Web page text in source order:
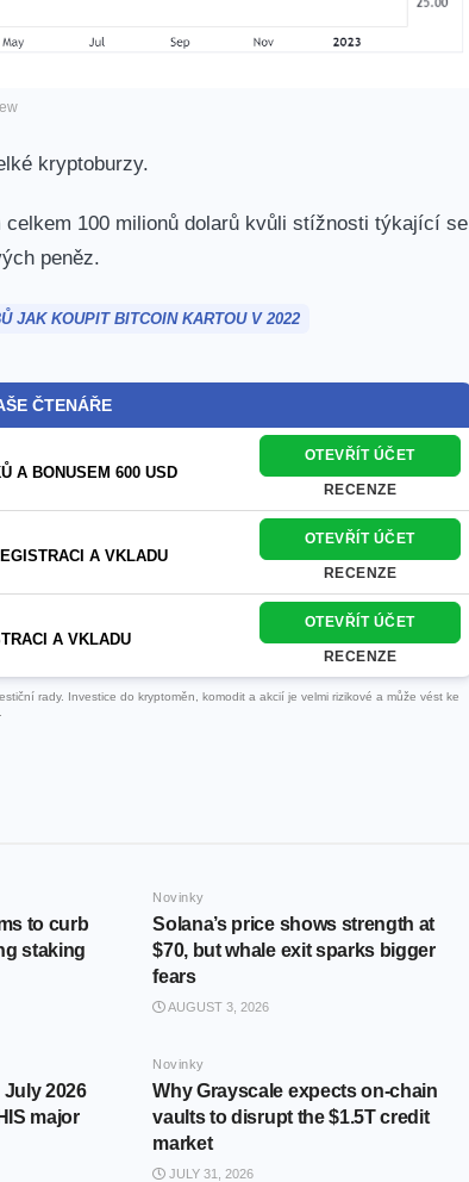
kryptoburzy.
celkem 100 milionů dolarů kvůli stížnosti týkající se
peněz.
JAK KOUPIT BITCOIN KARTOU V 2022
ČTENÁŘE
A BONUSEM 600 USD
OTEVŘÍT ÚČET
RECENZE
A VKLADU
OTEVŘÍT ÚČET
RECENZE
A VKLADU
OTEVŘÍT ÚČET
RECENZE
rady. Investice do kryptoměn, komodit a akcií je velmi rizikové a může vést ke
to curb
staking
Novinky
Solana’s price shows strength at
$70, but whale exit sparks bigger
fears
AUGUST 3, 2026
2026
major
Novinky
Why Grayscale expects on-chain
vaults to disrupt the $1.5T credit
market
JULY 31, 2026